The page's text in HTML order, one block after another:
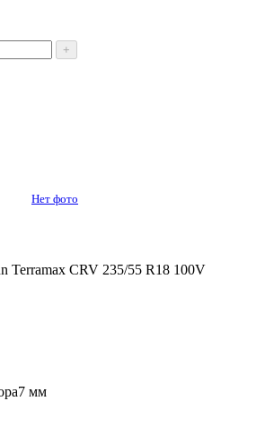
+
Нет фото
Terramax CRV 235/55 R18 100V
7 мм